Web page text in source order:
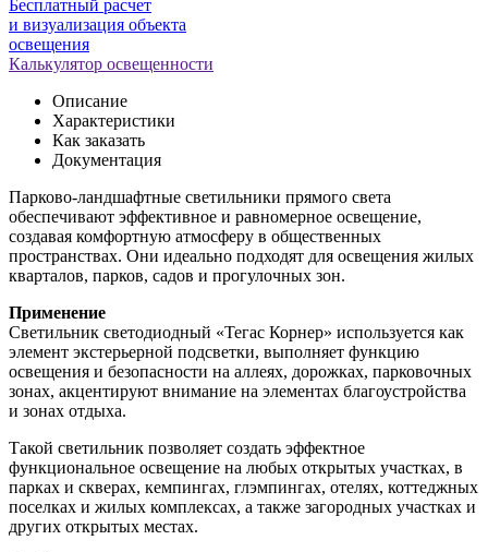
Бесплатный расчет
и визуализация объекта
освещения
Калькулятор освещенности
Описание
Характеристики
Как заказать
Документация
Парково-ландшафтные светильники прямого света
обеспечивают эффективное и равномерное освещение,
создавая комфортную атмосферу в общественных
пространствах. Они идеально подходят для освещения жилых
кварталов, парков, садов и прогулочных зон.
Применение
Светильник светодиодный «Тегас Корнер» используется как
элемент экстерьерной подсветки, выполняет функцию
освещения и безопасности на аллеях, дорожках, парковочных
зонах, акцентируют внимание на элементах благоустройства
и зонах отдыха.
Такой светильник позволяет создать эффектное
функциональное освещение на любых открытых участках, в
парках и скверах, кемпингах, глэмпингах, отелях, коттеджных
поселках и жилых комплексах, а также загородных участках и
других открытых местах.